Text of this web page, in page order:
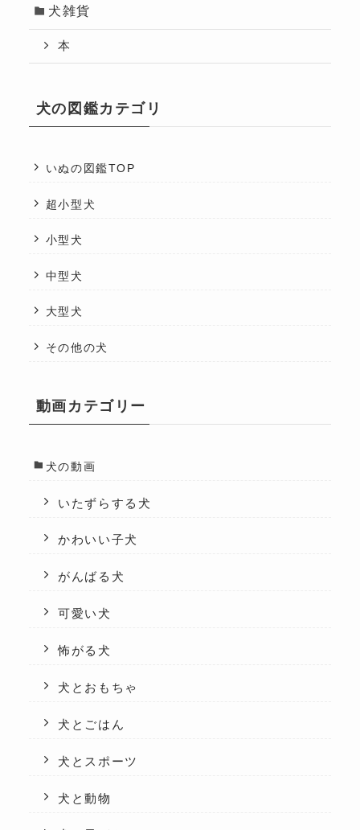
犬雑貨
本
犬の図鑑カテゴリ
いぬの図鑑TOP
超小型犬
小型犬
中型犬
大型犬
その他の犬
動画カテゴリー
犬の動画
いたずらする犬
かわいい子犬
がんばる犬
可愛い犬
怖がる犬
犬とおもちゃ
犬とごはん
犬とスポーツ
犬と動物